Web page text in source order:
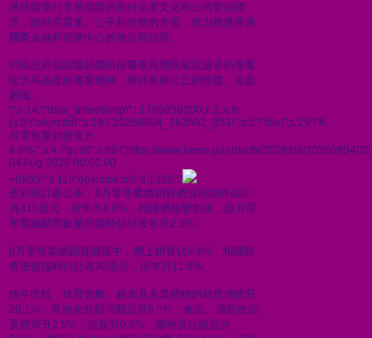
港持續奉行享譽國際的良好企業文化和公司管治標
準，維持高質素、公平和有效的市場，致力維護香港
國際金融和商業中心的地位和信譽。
特區政府感謝陳錦榮出任審查員期間展現超卓的專業
能力和高度的專業精神，秉持客觀公正的態度，克盡
厥職。
\";s:14:\"date_timestamp\";i:1785859200;}i:2;a:8:
{s:8:\"objectid\";s:19:\"20260804_163502_851\";s:5:\"title\";s:29:\"6
月零售業銷貨值升
4.6%\";s:4:\"guid\";s:69:\"https://www.news.gov.hk/chi/2026/08/20260804/
04 Aug 2026 00:00:00
+0800\";s:11:\"description\";s:1322:\"
政府統計處公布，6月零售業總銷貨價值的臨時估計
為315億元，按年升4.6%。扣除價格變動後，該月零
售業總銷貨數量的臨時估計按年升2.3%。
6月零售業總銷貨價值中，網上銷售佔9.4%，相關銷
售價值臨時估計為30億元，按年升11.6%。
按年比較，珠寶首飾、鐘表及名貴禮物的銷貨價值升
20.1%；其他未分類消費品升9.3%；食品、酒類飲品
及煙草升2.5%；服裝升0.8%；藥物及化妝品升